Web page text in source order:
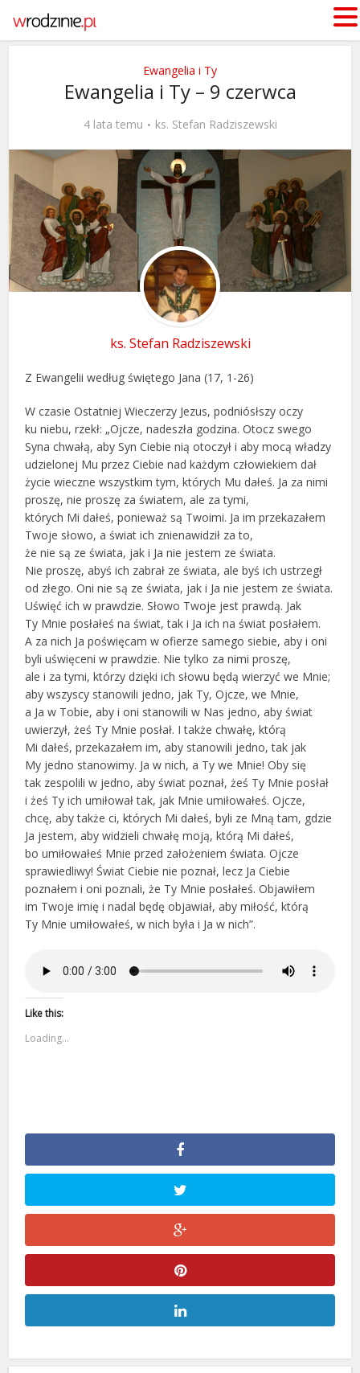
Ewangelia i Ty
Ewangelia i Ty – 9 czerwca
4 lata temu ks. Stefan Radziszewski
ks. Stefan Radziszewski
Z Ewangelii według świętego Jana (17, 1-26)
W czasie Ostatniej Wieczerzy Jezus, podniósłszy oczy
ku niebu, rzekł: „Ojcze, nadeszła godzina. Otocz swego
Syna chwałą, aby Syn Ciebie nią otoczył i aby mocą władzy
udzielonej Mu przez Ciebie nad każdym człowiekiem dał
życie wieczne wszystkim tym, których Mu dałeś. Ja za nimi
proszę, nie proszę za światem, ale za tymi,
których Mi dałeś, ponieważ są Twoimi. Ja im przekazałem
Twoje słowo, a świat ich znienawidził za to,
że nie są ze świata, jak i Ja nie jestem ze świata.
Nie proszę, abyś ich zabrał ze świata, ale byś ich ustrzegł
od złego. Oni nie są ze świata, jak i Ja nie jestem ze świata.
Uświęć ich w prawdzie. Słowo Twoje jest prawdą. Jak
Ty Mnie posłałeś na świat, tak i Ja ich na świat posłałem.
A za nich Ja poświęcam w ofierze samego siebie, aby i oni
byli uświęceni w prawdzie. Nie tylko za nimi proszę,
ale i za tymi, którzy dzięki ich słowu będą wierzyć we Mnie;
aby wszyscy stanowili jedno, jak Ty, Ojcze, we Mnie,
a Ja w Tobie, aby i oni stanowili w Nas jedno, aby świat
uwierzył, żeś Ty Mnie posłał. I także chwałę, którą
Mi dałeś, przekazałem im, aby stanowili jedno, tak jak
My jedno stanowimy. Ja w nich, a Ty we Mnie! Oby się
tak zespolili w jedno, aby świat poznał, żeś Ty Mnie posłał
i żeś Ty ich umiłował tak, jak Mnie umiłowałeś. Ojcze,
chcę, aby także ci, których Mi dałeś, byli ze Mną tam, gdzie
Ja jestem, aby widzieli chwałę moją, którą Mi dałeś,
bo umiłowałeś Mnie przed założeniem świata. Ojcze
sprawiedliwy! Świat Ciebie nie poznał, lecz Ja Ciebie
poznałem i oni poznali, że Ty Mnie posłałeś. Objawiłem
im Twoje imię i nadal będę objawiał, aby miłość, którą
Ty Mnie umiłowałeś, w nich była i Ja w nich”.
Like this:
Loading...